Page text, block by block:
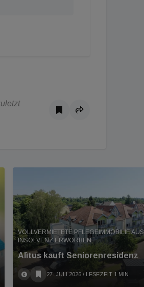
VOLLVERMIETETE PFLEGEIMMOBILIE AUS
INSOLVENZ ERWORBEN
Alìtus kauft Seniorenresidenz
27. JULI 2026 / LESEZEIT 1 MIN